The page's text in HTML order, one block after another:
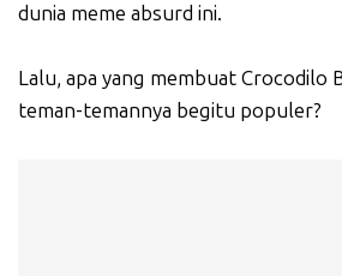
dunia meme absurd ini.
Lalu, apa yang membuat Crocodilo
teman-temannya begitu populer?